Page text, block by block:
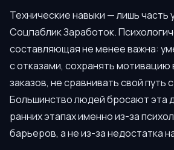
Технические навыки — лишь часть
Соцпаблик Заработок.
составляющая не менее важна:
с отказами, сохранять мотивацию
заказов, не сравнивать свой путь
Большинство людей бросают эта
ранних этапах именно из-за
барьеров, а не из-за недостатка